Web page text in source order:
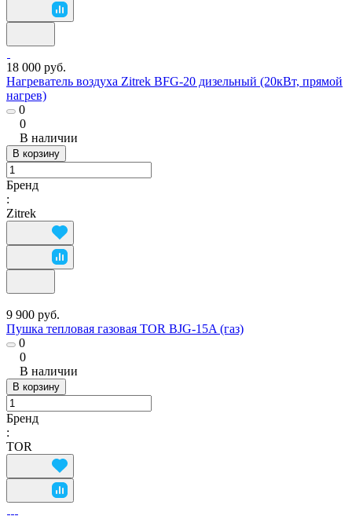
18 000 руб.
Нагреватель воздуха Zitrek BFG-20 дизельный (20кВт, прямой
нагрев)
0
0
В наличии
В корзину
Бренд
:
Zitrek
9 900 руб.
Пушка тепловая газовая TOR BJG-15A (газ)
0
0
В наличии
В корзину
Бренд
:
TOR